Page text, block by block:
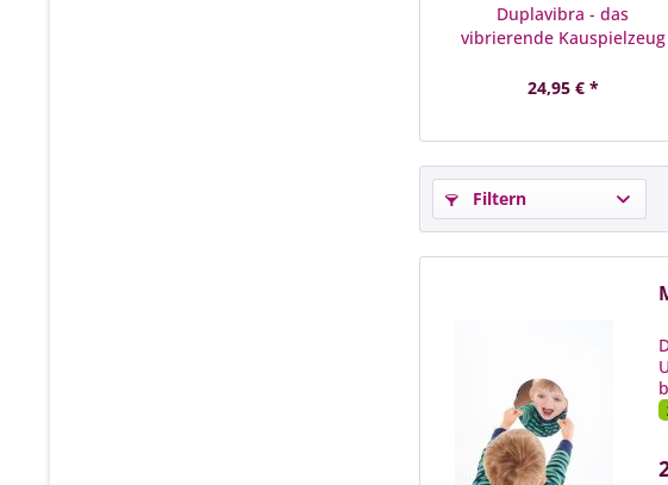
Duplavibra - das
vibrierende Kauspielzeug
24,95 € *
Filtern